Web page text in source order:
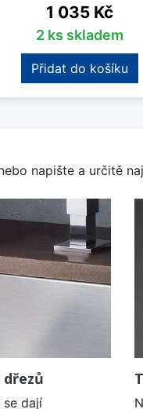
Cena
1 035 Kč
2 ks skladem
Přidat do košíku
napište a určitě
se dají